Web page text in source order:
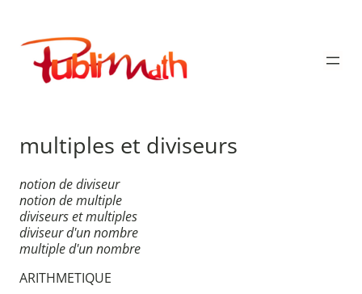
contenu
Publimath
multiples et diviseurs
notion de diviseur
notion de multiple
diviseurs et multiples
diviseur d'un nombre
multiple d'un nombre
ARITHMETIQUE